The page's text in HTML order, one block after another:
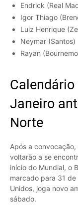
Endrick (Real
Igor Thiago
Luiz Henrique
Neymar (Santos)
Rayan
Janeiro
Norte
Após a convocação,
voltarão a se
início do Mundial, o
marcado para 31
Unidos, joga novo
sábado.